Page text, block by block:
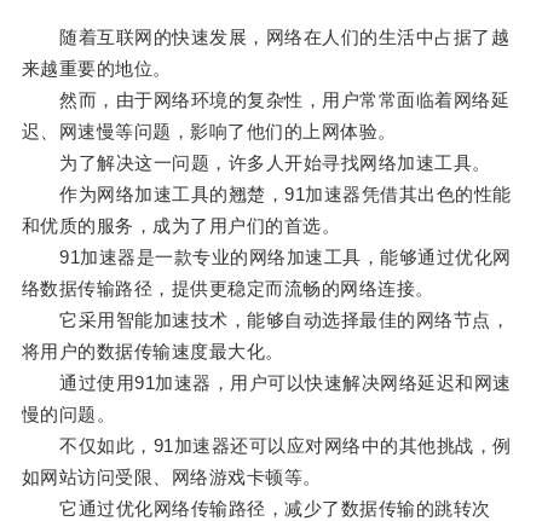
随着互联网的快速发展，网络在人们的生活中占据了越
来越重要的地位。
然而，由于网络环境的复杂性，用户常常面临着网络延
迟、网速慢等问题，影响了他们的上网体验。
为了解决这一问题，许多人开始寻找网络加速工具。
作为网络加速工具的翘楚，91加速器凭借其出色的性能
和优质的服务，成为了用户们的首选。
91加速器是一款专业的网络加速工具，能够通过优化网
络数据传输路径，提供更稳定而流畅的网络连接。
它采用智能加速技术，能够自动选择最佳的网络节点，
将用户的数据传输速度最大化。
通过使用91加速器，用户可以快速解决网络延迟和网速
慢的问题。
不仅如此，91加速器还可以应对网络中的其他挑战，例
如网站访问受限、网络游戏卡顿等。
它通过优化网络传输路径，减少了数据传输的跳转次